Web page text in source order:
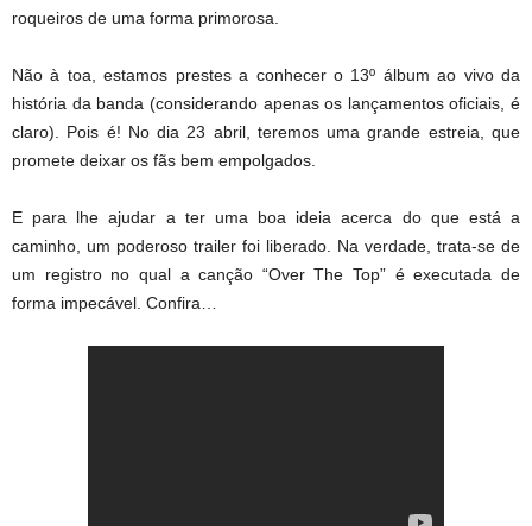
roqueiros de uma forma primorosa.
Não à toa, estamos prestes a conhecer o 13º álbum ao vivo da
história da banda (considerando apenas os lançamentos oficiais, é
claro). Pois é! No dia 23 abril, teremos uma grande estreia, que
promete deixar os fãs bem empolgados.
E para lhe ajudar a ter uma boa ideia acerca do que está a
caminho, um poderoso trailer foi liberado. Na verdade, trata-se de
um registro no qual a canção “Over The Top” é executada de
forma impecável. Confira…